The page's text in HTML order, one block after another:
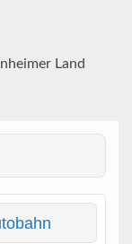
Land